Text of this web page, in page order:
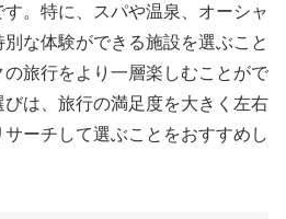
。特に、スパや温泉、オーシャ
な体験ができる施設を選ぶこと
旅行をより一層楽しむことがで
は、旅行の満足度を大きく左右
ーチして選ぶことをおすすめし